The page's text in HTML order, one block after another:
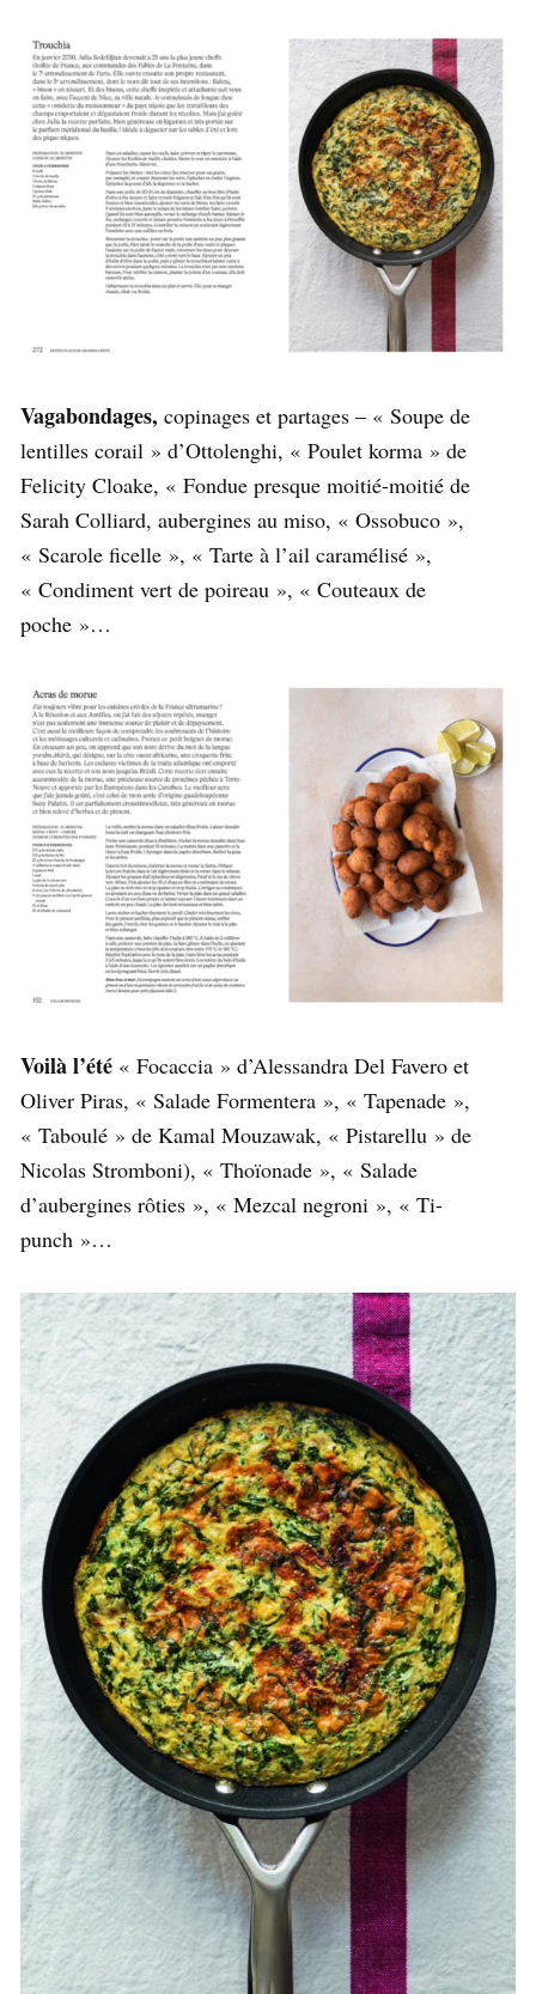
Vagabondages, copinages et partages – « Soupe de
lentilles corail » d’Ottolenghi, « Poulet korma » de
Felicity Cloake, « Fondue presque moitié-moitié de
Sarah Colliard, aubergines au miso, « Ossobuco »,
« Scarole ficelle », « Tarte à l’ail caramélisé »,
« Condiment vert de poireau », « Couteaux de
poche »…
Voilà l’été « Focaccia » d’Alessandra Del Favero et
Oliver Piras, « Salade Formentera », « Tapenade »,
« Taboulé » de Kamal Mouzawak, « Pistarellu » de
Nicolas Stromboni), « Thoïonade », « Salade
d’aubergines rôties », « Mezcal negroni », « Ti-
punch »…